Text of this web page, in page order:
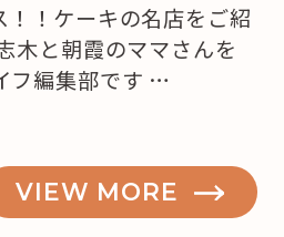
！！ケーキの名店をご紹
木と朝霞のママさんを
フ編集部です …
VIEW MORE